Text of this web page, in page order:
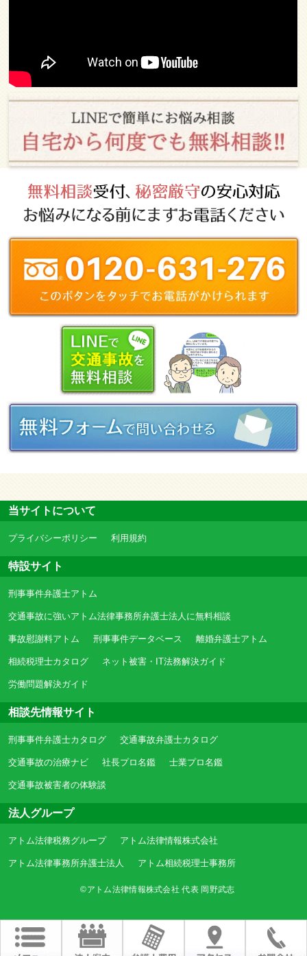
当サイトについて
プライバシーポリシー 利用規約
特設サイト
刑事事件弁護士アトム
交通事故に強いアトム法律事務所弁護士法人に無料相談
事故慰謝料アトム 刑事事件データベース 離婚弁護士アトム
相続税理士カタログ ネット被害・IT法務解決ガイド
労働問題解決ガイド
相談先情報サイト
刑事事件弁護士カタログ 交通事故弁護士カタログ
交通事故の治療ナビ 社長プロ名鑑 士業プロ名鑑
交通事故被害者の体験談
法人グループ
アトム法律税務グループ アトム法律情報株式会社
アトム法律事務所弁護士法人 アトム相続税理士事務所
©アトム法律情報株式会社 代表 岡野武志